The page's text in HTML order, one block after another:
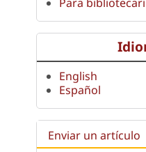
English
Español
Enviar un artículo